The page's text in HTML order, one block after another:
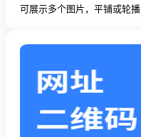
可展示多个图片，平铺或轮播